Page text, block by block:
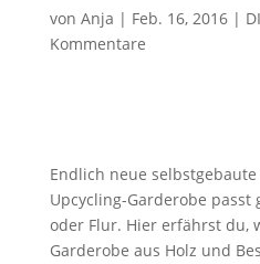
von Anja | Feb. 16, 2016|
Kommentare
Endlich neue
Upcycling-Garderobe passt
oder Flur. Hier erfährst du,
Garderobe aus Holz und